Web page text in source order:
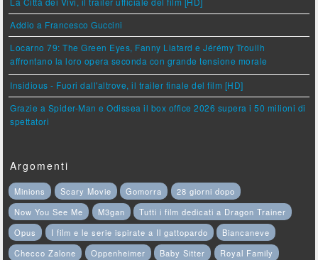
Addio a Francesco Guccini
Locarno 79: The Green Eyes, Fanny Liatard e Jérémy Trouilh
affrontano la loro opera seconda con grande tensione morale
Insidious - Fuori dall'altrove, il trailer finale del film [HD]
Grazie a Spider-Man e Odissea il box office 2026 supera i 50 milioni di
spettatori
Argomenti
Minions Scary Movie Gomorra
28 giorni dopo
Now You See Me
M3gan
Tutti i film dedicati a Dragon Trainer
Opus
I film e le serie ispirate a Il gattopardo
Biancaneve
Checco Zalone
Oppenheimer Baby Sitter
Royal Family